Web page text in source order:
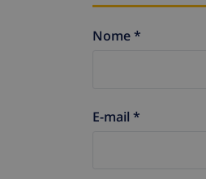
Nome *
E-mail *